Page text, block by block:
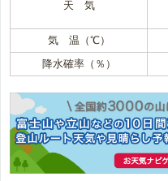
天 気
気 温（℃）
降水確率（％）